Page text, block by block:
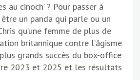
au cinoch’ ? Pour passer à
être un panda qui parle ou un
qu’une femme de plus de
britannique contre l’âgisme
grands succès du box-office
2023 et 2025 et les résultats